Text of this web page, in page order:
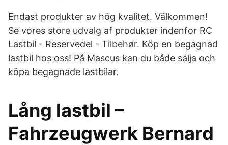
Endast produkter av hög kvalitet. Välkommen!
Se vores store udvalg af produkter indenfor RC
Lastbil - Reservedel - Tilbehør. Köp en begagnad
lastbil hos oss! På Mascus kan du både sälja och
köpa begagnade lastbilar.
Lång lastbil –
Fahrzeugwerk Bernard